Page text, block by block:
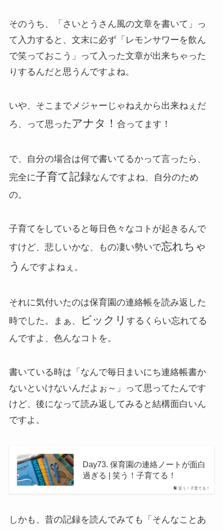
そのうち、「さいとうさん風の文章を書いて」っ
て入力すると、文末に必ず「レモンサワーを飲ん
で笑っておこう」って入った文章が出来ちゃった
りするんだと思うんですよね。
いや、そこまでメジャーじゃねえから出来ねぇだ
ろ、って思った アナタ！ 合ってます！
で、自分の場合は何で書いてるかって言ったら、
完全に子育て記録なんですよね、自分のため
の。
子育てをしていると毎日色々なコトが起きるんで
すけど、悲しいかな、もの凄い勢いで忘れちゃ
う んですよねぇ。
それに気付いたのは保育園の連絡帳を読み返した
時でした。まぁ、
ビックリ するくらい忘れてる
んですよ、色んなコトを。
書いている時は「なんで毎日まいにち連絡帳書か
ないといけないんだよぉ～」って思ってたんです
けど、後になって読み返してみると結構面白いん
ですよ。
笑う！子育てる！
Day73. 保育園の連絡ノートが面白
過ぎる | 笑う！子育てる！
しかも、昔の記録を読んでみても「そんなことあ